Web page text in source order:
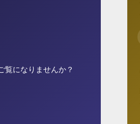
覧になりませんか？